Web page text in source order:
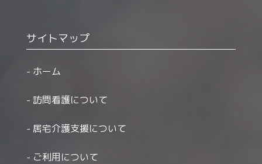
サイトマップ
ホーム
訪問看護について
居宅介護支援について
ご利用について